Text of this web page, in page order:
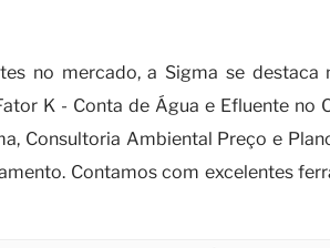
no mercado, a Sigma se
K - Conta de Água e Efluente
Consultoria Ambiental Preço e
Contamos com excelentes